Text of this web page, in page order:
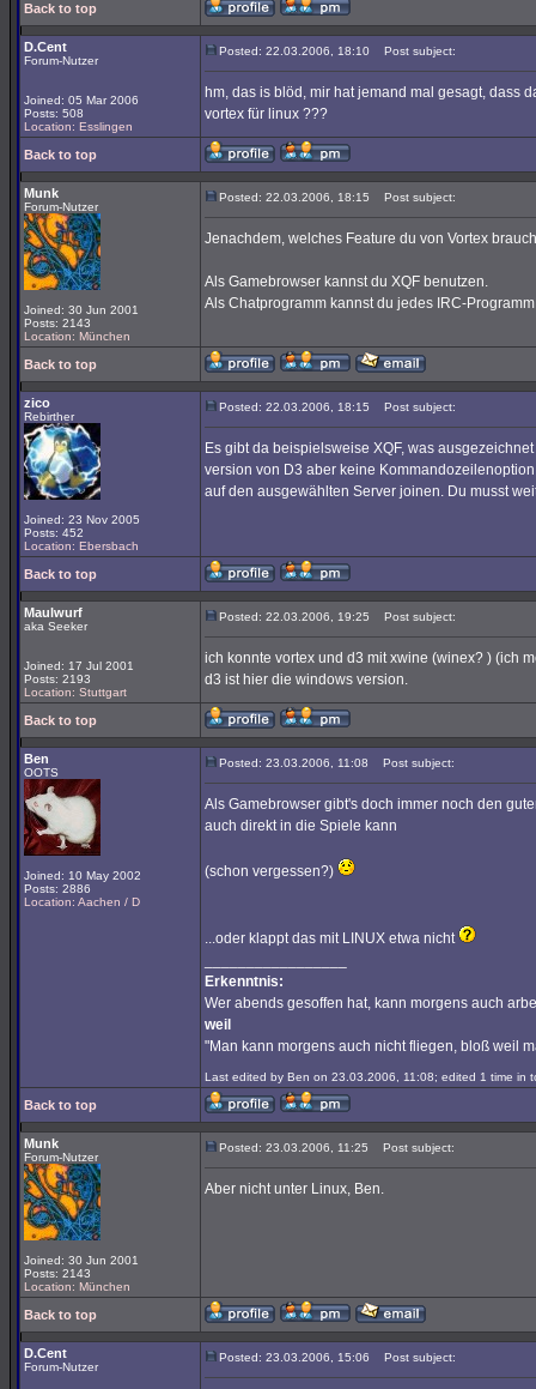
Back to top
D.Cent
Forum-Nutzer
Joined: 05 Mar 2006
Posts: 508
Location: Esslingen
Posted: 22.03.2006, 18:10 Post subject:
hm, das is blöd, mir hat jemand mal gesagt, dass
vortex für linux ???
Back to top
Munk
Forum-Nutzer
Joined: 30 Jun 2001
Posts: 2143
Location: München
Posted: 22.03.2006, 18:15 Post subject:
Jenachdem, welches Feature du von Vortex
Als Gamebrowser kannst du XQF benutzen.
Als Chatprogramm kannst du jedes IRC-
Back to top
zico
Rebirther
Joined: 23 Nov 2005
Posts: 452
Location: Ebersbach
Posted: 22.03.2006, 18:15 Post subject:
Es gibt da beispielsweise XQF, was
version von D3 aber keine
auf den ausgewählten Server joinen. Du musst
Back to top
Maulwurf
aka Seeker
Joined: 17 Jul 2001
Posts: 2193
Location: Stuttgart
Posted: 22.03.2006, 19:25 Post subject:
ich konnte vortex und d3 mit xwine (winex? ) (ich
d3 ist hier die windows version.
Back to top
Ben
OOTS
Joined: 10 May 2002
Posts: 2886
Location: Aachen / D
Posted: 23.03.2006, 11:08 Post subject:
Als Gamebrowser gibt's doch immer noch den
auch direkt in die Spiele kann
(schon vergessen?)
...oder klappt das mit LINUX etwa nicht
Erkenntnis:
Wer abends gesoffen hat, kann morgens auch
weil
"Man kann morgens auch nicht fliegen, bloß weil
Last edited by Ben on 23.03.2006, 11:08; edited 1 time in
Back to top
Munk
Forum-Nutzer
Joined: 30 Jun 2001
Posts: 2143
Location: München
Posted: 23.03.2006, 11:25 Post subject:
Aber nicht unter Linux, Ben.
Back to top
D.Cent
Forum-Nutzer
Posted: 23.03.2006, 15:06 Post subject: